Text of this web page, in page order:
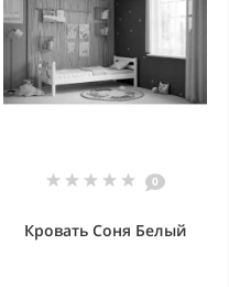
0
Кровать Соня Белый